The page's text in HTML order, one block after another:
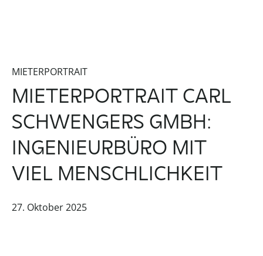
MIETERPORTRAIT
MIETERPORTRAIT CARL
SCHWENGERS GMBH:
INGENIEURBÜRO MIT
VIEL MENSCHLICHKEIT
27. Oktober 2025